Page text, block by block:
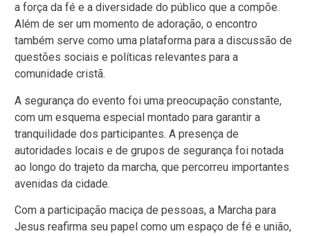
a força da fé e a diversidade do público que a compõe.
Além de ser um momento de adoração, o encontro
também serve como uma plataforma para a discussão de
questões sociais e políticas relevantes para a
comunidade cristã.
A segurança do evento foi uma preocupação constante,
com um esquema especial montado para garantir a
tranquilidade dos participantes. A presença de
autoridades locais e de grupos de segurança foi notada
ao longo do trajeto da marcha, que percorreu importantes
avenidas da cidade.
Com a participação maciça de pessoas, a Marcha para
Jesus reafirma seu papel como um espaço de fé e união,